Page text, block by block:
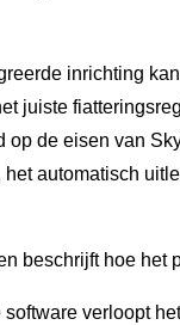
inrichting
juiste
op de eisen van
het automatisch
beschrijft hoe het
software verloopt